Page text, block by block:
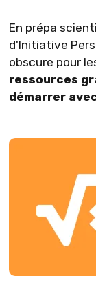
En prépa
d'Initiative
obscure pour
ressources
démarrer